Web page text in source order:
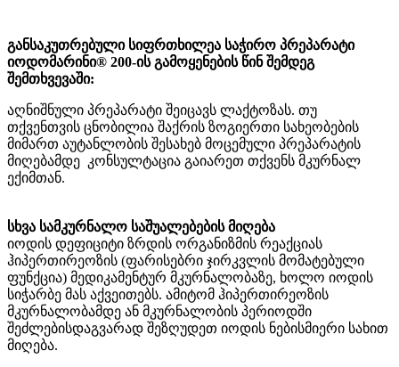
განსაკუთრებული სიფრთხილეა საჭირო პრეპარატი
იოდომარინი® 200-ის გამოყენების წინ შემდეგ
შემთხვევაში:
აღნიშნული პრეპარატი შეიცავს ლაქტოზას. თუ
თქვენთვის ცნობილია შაქრის ზოგიერთი სახეობების
მიმართ აუტანლობის შესახებ მოცემული პრეპარატის
მიღებამდე კონსულტაცია გაიარეთ თქვენს მკურნალ
ექიმთან.
სხვა სამკურნალო საშუალებების მიღება
იოდის დეფიციტი ზრდის ორგანიზმის რეაქციას
ჰიპერთირეოზის (ფარისებრი ჯირკვლის მომატებული
ფუნქცია) მედიკამენტურ მკურნალობაზე, ხოლო იოდის
სიჭარბე მას აქვეითებს. ამიტომ ჰიპერთირეოზის
მკურნალობამდე ან მკურნალობის პერიოდში
შეძლებისდაგვარად შეზღუდეთ იოდის ნებისმიერი სახით
მიღება.